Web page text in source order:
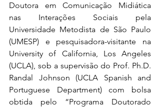
Doutora em Comunicação Midiática
nas Interações Sociais pela
Universidade Metodista de São Paulo
(UMESP) e pesquisadora-visitante na
University of California, Los Angeles
(UCLA), sob a supervisão do Prof. Ph.D.
Randal Johnson (UCLA Spanish and
Portuguese Department) com bolsa
obtida pelo “Programa Doutorado